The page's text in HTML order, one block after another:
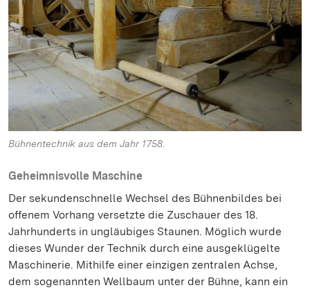
Bühnentechnik aus dem Jahr 1758.
Geheimnisvolle Maschine
Der sekundenschnelle Wechsel des Bühnenbildes bei
offenem Vorhang versetzte die Zuschauer des 18.
Jahrhunderts in ungläubiges Staunen. Möglich wurde
dieses Wunder der Technik durch eine ausgeklügelte
Maschinerie. Mithilfe einer einzigen zentralen Achse,
dem sogenannten Wellbaum unter der Bühne, kann ein